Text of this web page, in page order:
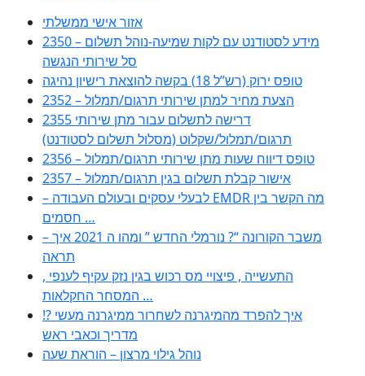
אזור אישי ממשלתי
2350 – מידע לסטודנט עם לקות שמיעה-נוהל תשלום
סל שירותי הנגשה
טופס ירוק (רש”ל 18) בקשה להוצאת רישיון נהיגה
2352 – הצעת מחיר למתן שירותי תרגום/תמלול
2355 דרישה לתשלום עבור מתן שירותי
תרגום/תמלול/שקלוט (מסלול תשלום לסטודנט)
2356 – טופס דיווח שעות מתן שירותי תרגום/תמלול
2357 – אישור קבלת תשלום בגין תרגום/תמלול
– לבעלי עסקים ובעולם העבודה EMDR מה הקשר בין
חסמים …
– משבר הקורונה “? נורמלי החדש ” ומהו ה 2021 איך
תראה
, התעשייה , פיצויי מס רכוש בגין נזק עקיף לענפי
המסחר החקלאות …
!? איך להפרד מהמיגרנה לשחרור ממיגרנה מעשי
מדריך וכאבי ראש
נוהל גילוי מרצון – הוראת שעה